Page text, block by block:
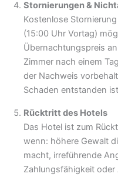
Stornierungen &
Kostenlose
(15:00 Uhr Vortag)
Übernachtungspreis
Zimmer nach einem
der Nachweis
Schaden entstanden
Rücktritt des Hotels
Das Hotel ist zum
wenn: höhere Gewalt
macht, irreführende
Zahlungsfähigkeit